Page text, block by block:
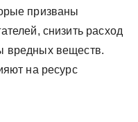
призваны
снизить расход
вредных веществ.
на ресурс